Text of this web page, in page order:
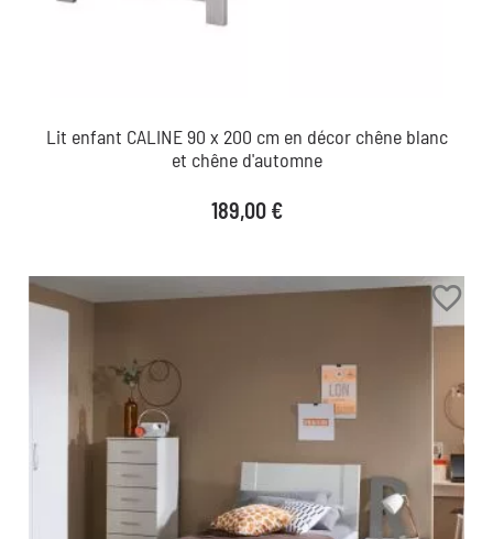
Lit enfant CALINE 90 x 200 cm en décor chêne blanc
et chêne d'automne
Prix
189,00 €
favorite_border